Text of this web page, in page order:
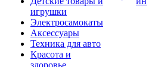
игрушки
Электросамокаты
Аксессуары
Техника для авто
Красота и
здоровье